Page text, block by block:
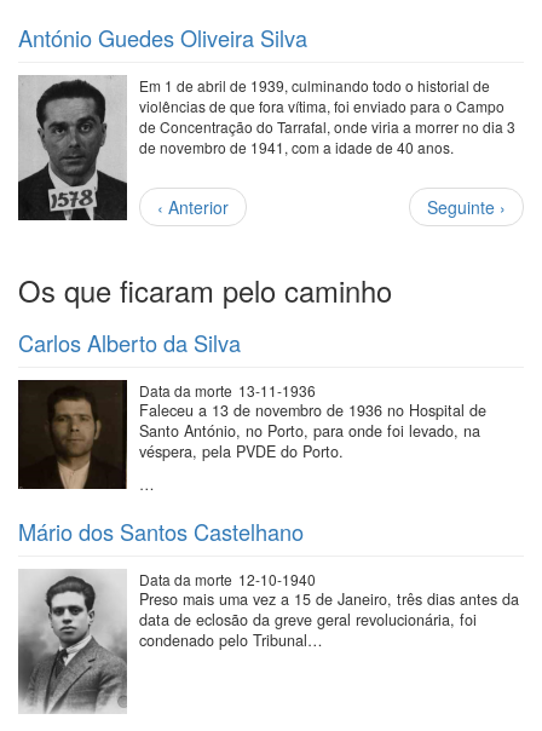
António Guedes Oliveira Silva
Em 1 de abril de 1939, culminando todo o historial de
violências de que fora vítima, foi enviado para o Campo
de Concentração do Tarrafal, onde viria a morrer no dia 3
de novembro de 1941, com a idade de 40 anos.
Paginação
Página
anterior
‹ Anterior
Próxima
página
Seguinte ›
Os que ficaram pelo caminho
Carlos Alberto da Silva
Data da morte 13-11-1936
Faleceu a 13 de novembro de 1936 no Hospital de
Santo António, no Porto, para onde foi levado, na
véspera, pela PVDE do Porto.
…
Mário dos Santos Castelhano
Data da morte 12-10-1940
Preso mais uma vez a 15 de Janeiro, três dias antes da
data de eclosão da greve geral revolucionária, foi
condenado pelo Tribunal…